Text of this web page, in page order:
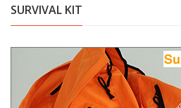
SURVIVAL KIT